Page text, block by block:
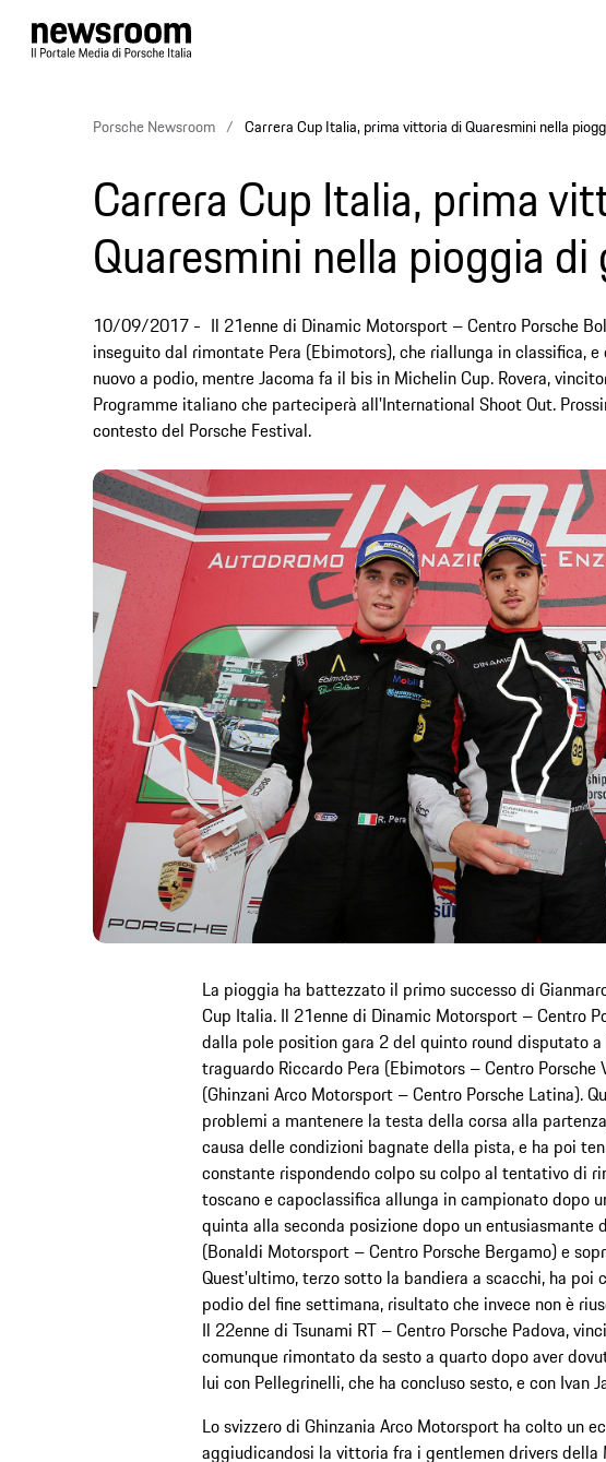
Porsche Newsroom Carrera Cup Italia, prima vittoria di Quaresmini nella
Carrera Cup Italia, prima
Quaresmini nella pioggia di
10/09/2017
Il 21enne di Dinamic Motorsport – Centro Porsche
inseguito dal rimontate Pera (Ebimotors), che riallunga in classifica,
nuovo a podio, mentre Jacoma fa il bis in Michelin Cup. Rovera,
Programme italiano che parteciperà all'International Shoot Out.
contesto del Porsche Festival.
La pioggia ha battezzato il primo successo di
Cup Italia. Il 21enne di Dinamic Motorsport – Centro
dalla pole position gara 2 del quinto round disputato
traguardo Riccardo Pera (Ebimotors – Centro Porsche
(Ghinzani Arco Motorsport – Centro Porsche Latina).
problemi a mantenere la testa della corsa alla
causa delle condizioni bagnate della pista, e ha poi
constante rispondendo colpo su colpo al tentativo di
toscano e capoclassifica allunga in campionato dopo
quinta alla seconda posizione dopo un entusiasmante
(Bonaldi Motorsport – Centro Porsche Bergamo) e
Quest'ultimo, terzo sotto la bandiera a scacchi, ha poi
podio del fine settimana, risultato che invece non è
Il 22enne di Tsunami RT – Centro Porsche Padova,
comunque rimontato da sesto a quarto dopo aver
lui con Pellegrinelli, che ha concluso sesto, e con Ivan
Lo svizzero di Ghinzania Arco Motorsport ha colto un
aggiudicandosi la vittoria fra i gentlemen drivers della